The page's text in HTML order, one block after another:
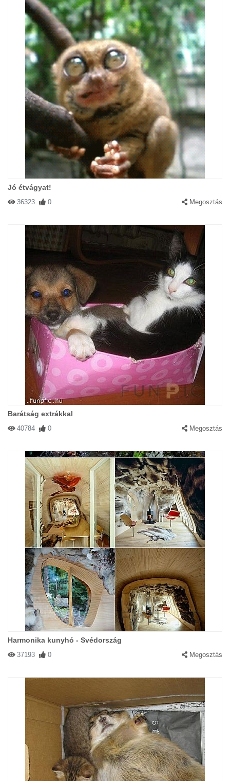
Jó étvágyat!
36323 0 Megosztás
Barátság extrákkal
40784 0 Megosztás
Harmonika kunyhó - Svédország
37193 0 Megosztás